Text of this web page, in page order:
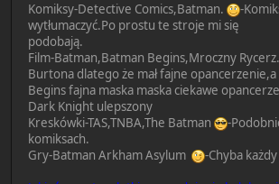
Komiksy-Detective Comics,Batman.
-
wytłumaczyć.Po prostu te stroje mi się
podobają.
Film-Batman,Batman Begins,Mroczny Rycerz.
Burtona dlatego że mał fajne opancerzenie,a
Begins fajna maska maska ciekawe
Dark Knight ulepszony
Kreskówki-TAS,TNBA,The Batman
-
komiksach.
Gry-Batman Arkham Asylum
-Chyba